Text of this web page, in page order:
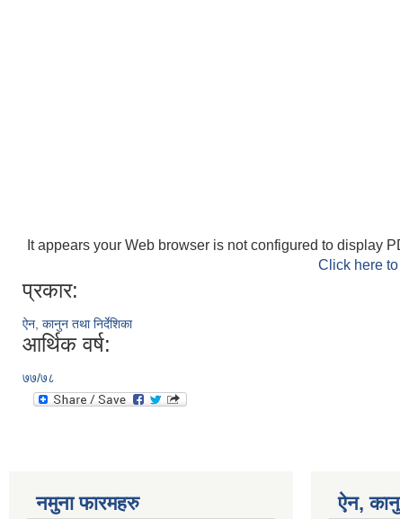
It appears your Web browser is not configured to display
Click here
प्रकार:
ऐन, कानुन तथा निर्देशिका
आर्थिक वर्ष:
७७/७८
नमुना फारमहरु ऐन,